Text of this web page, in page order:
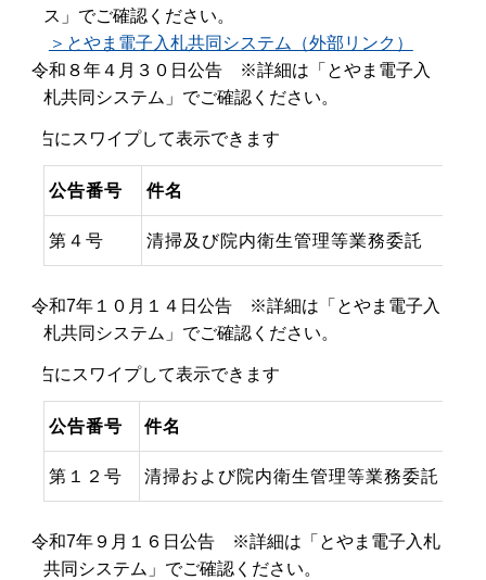
ス」でご確認ください。
＞とやま電子入札共同システム（外部リンク）
令和８年４月３０日公告 ※詳細は「とやま電子入
札共同システム」でご確認ください。
公告番号 件名
第４号 清掃及び院内衛生管理等業務委託
令和7年１０月１４日公告 ※詳細は「とやま電子入
札共同システム」でご確認ください。
公告番号 件名
第１２号 清掃および院内衛生管理等業務委託
令和7年９月１６日公告 ※詳細は「とやま電子入札
共同システム」でご確認ください。